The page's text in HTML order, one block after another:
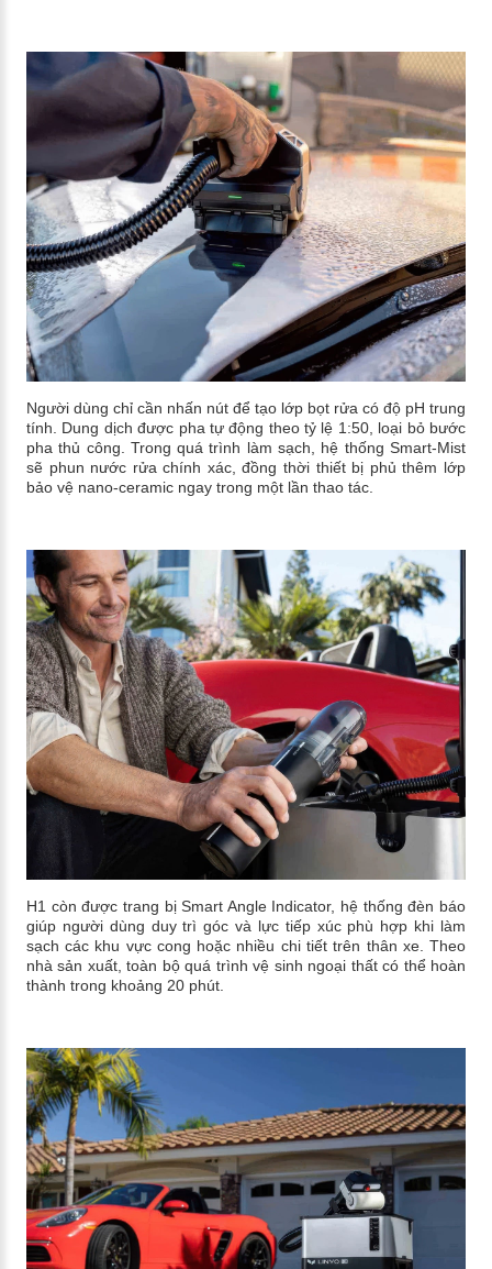
Người dùng chỉ cần nhấn nút để tạo lớp bọt rửa có độ pH trung
tính. Dung dịch được pha tự động theo tỷ lệ 1:50, loại bỏ bước
pha thủ công. Trong quá trình làm sạch, hệ thống Smart-Mist
sẽ phun nước rửa chính xác, đồng thời thiết bị phủ thêm lớp
bảo vệ nano-ceramic ngay trong một lần thao tác.
H1 còn được trang bị Smart Angle Indicator, hệ thống đèn báo
giúp người dùng duy trì góc và lực tiếp xúc phù hợp khi làm
sạch các khu vực cong hoặc nhiều chi tiết trên thân xe. Theo
nhà sản xuất, toàn bộ quá trình vệ sinh ngoại thất có thể hoàn
thành trong khoảng 20 phút.